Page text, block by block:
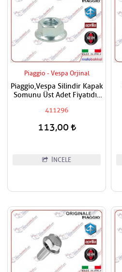
Piaggio - Vespa Orjinal
Piaggio,Vespa Silindir Kapak
Somunu Üst Adet Fiyatıdır
411296
113,00
İNCELE